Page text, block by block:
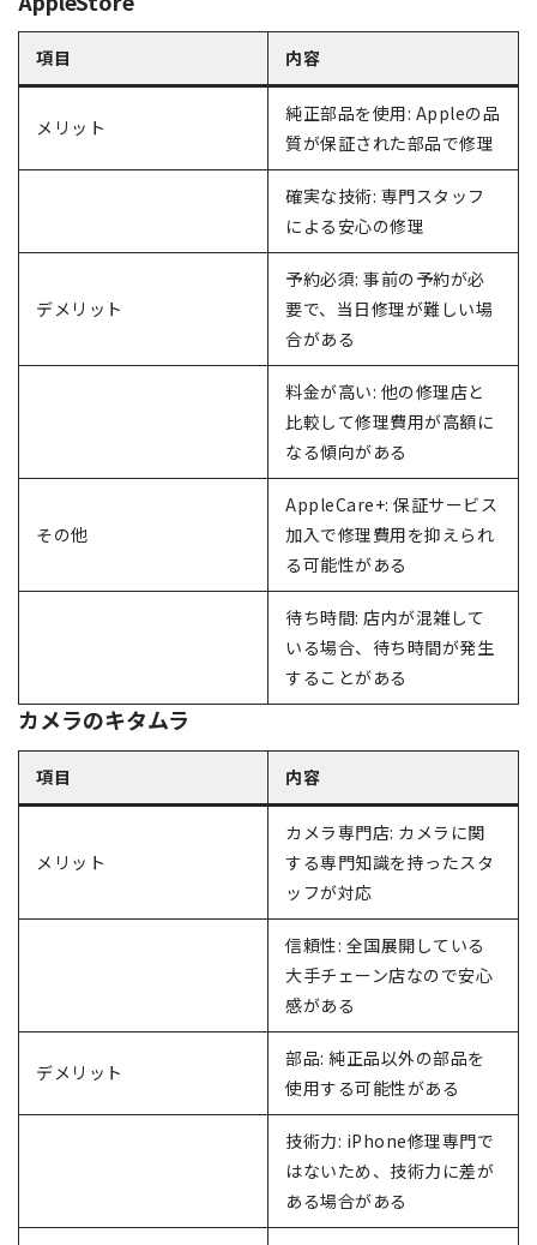
項目 内容
メリット
純正部品を使用: Appleの品
質が保証された部品で修理
確実な技術: 専門スタッフ
による安心の修理
デメリット
予約必須: 事前の予約が必
要で、当日修理が難しい場
合がある
料金が高い: 他の修理店と
比較して修理費用が高額に
なる傾向がある
その他
AppleCare+: 保証サービス
加入で修理費用を抑えられ
る可能性がある
待ち時間: 店内が混雑して
いる場合、待ち時間が発生
することがある
カメラのキタムラ
項目 内容
メリット
カメラ専門店: カメラに関
する専門知識を持ったスタ
ッフが対応
信頼性: 全国展開している
大手チェーン店なので安心
感がある
デメリット
部品: 純正品以外の部品を
使用する可能性がある
技術力: iPhone修理専門で
はないため、技術力に差が
ある場合がある